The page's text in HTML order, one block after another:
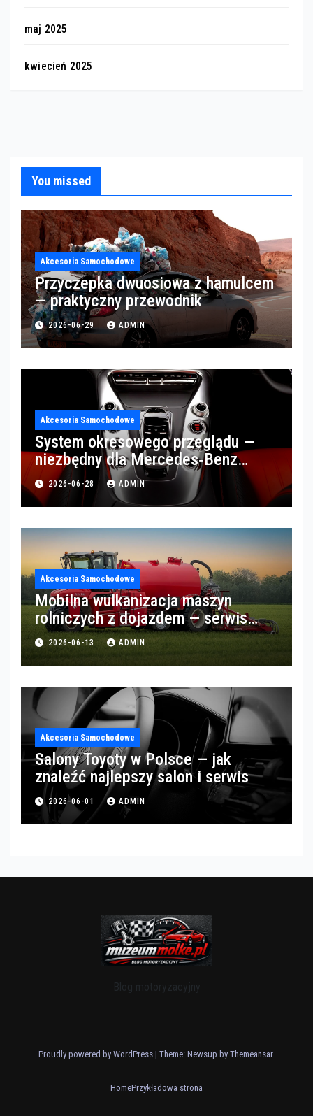
maj 2025
kwiecień 2025
You missed
Akcesoria Samochodowe
Przyczepka dwuosiowa z hamulcem
— praktyczny przewodnik
2026-06-29 ADMIN
Akcesoria Samochodowe
System okresowego przeglądu —
niezbędny dla Mercedes‑Benz
Trucks w Poznaniu
2026-06-28 ADMIN
Akcesoria Samochodowe
Mobilna wulkanizacja maszyn
rolniczych z dojazdem — serwis
opon w okolicach Gorzowa
2026-06-13 ADMIN
Akcesoria Samochodowe
Salony Toyoty w Polsce — jak
znaleźć najlepszy salon i serwis
2026-06-01 ADMIN
Blog motoryzacyjny
Proudly powered by WordPress | Theme: Newsup by Themeansar.
HomePrzykładowa strona